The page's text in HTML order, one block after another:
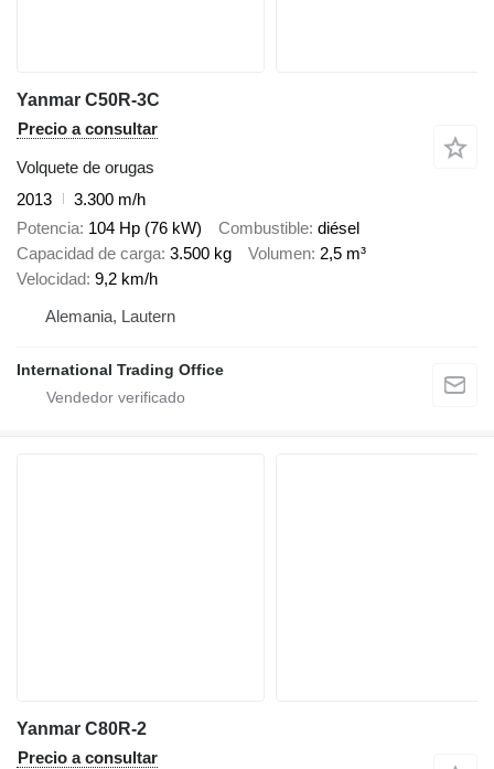
Yanmar C50R-3C
Precio a consultar
Volquete de orugas
2013
3.300 m/h
Potencia 104 Hp (76 kW) Combustible diésel
Capacidad de carga 3.500 kg Volumen 2,5 m³
Velocidad 9,2 km/h
Alemania, Lautern
International Trading Office
Yanmar C80R-2
Precio a consultar